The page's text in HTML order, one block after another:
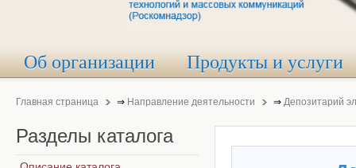
Об организации Продукты и услуги
Главная страница ⇒ Направление деятельности ⇒ Депозитарий
Разделы каталога